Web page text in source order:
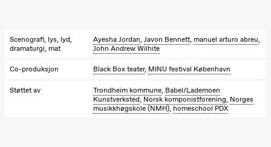
back to the
river
(Black Box
Scenografi, lys, lyd,
dramaturgi, mat
Ayesha Jordan,Javon Bennett,manuel arturo abreu,
John Andrew Wilhite
Co-produksjon Black Box teater, MINU festival København
Støttet av Trondheim kommune, Babel/Lademoen
Kunstverksted,Norsk komponistforening, Norges
musikkhøgskole (NMH),homeschool PDX